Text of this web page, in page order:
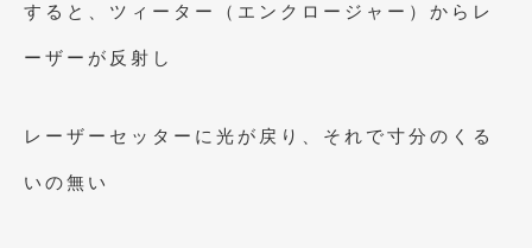
すると、ツィーター（エンクロージャー）からレ
ーザーが反射し
レーザーセッターに光が戻り、それで寸分のくる
いの無い